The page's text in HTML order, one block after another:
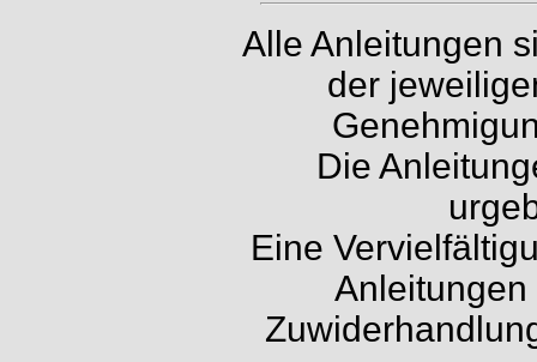
Alle Anleitungen
der
Die
Eine
Anleitungen